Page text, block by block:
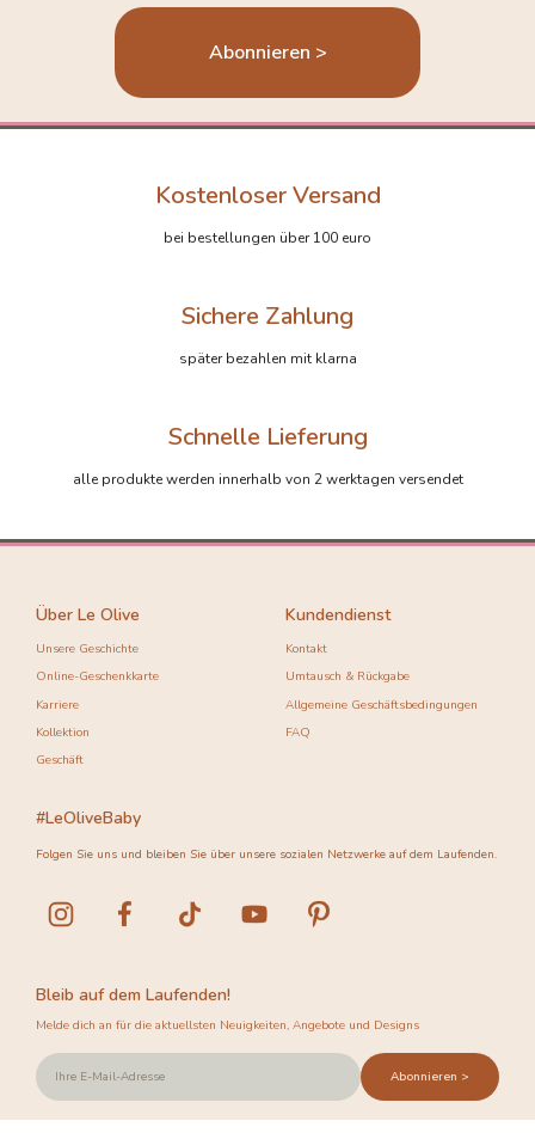
Abonnieren >
Kostenloser Versand
bei bestellungen über 100 euro
Sichere Zahlung
später bezahlen mit klarna
Schnelle Lieferung
alle produkte werden innerhalb von 2 werktagen versendet
Über Le Olive
Unsere Geschichte
Online-Geschenkkarte
Karriere
Kollektion
Geschäft
Kundendienst
Kontakt
Umtausch & Rückgabe
Allgemeine Geschäftsbedingungen
FAQ
Bleib auf dem Laufenden!
Melde dich an für die aktuellsten Neuigkeiten, Angebote und Designs
Abonnieren >
#LeOliveBaby
Folgen Sie uns und bleiben Sie über unsere sozialen Netzwerke auf dem Laufenden.